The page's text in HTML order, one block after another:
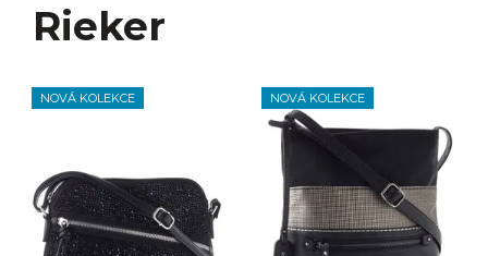
Rieker
NOVÁ KOLEKCE NOVÁ KOLEKCE